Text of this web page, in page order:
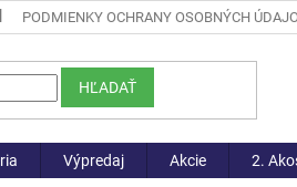
PODMIENKY OCHRANY OSOBNÝCH
HĽADAŤ
Výpredaj Akcie 2.